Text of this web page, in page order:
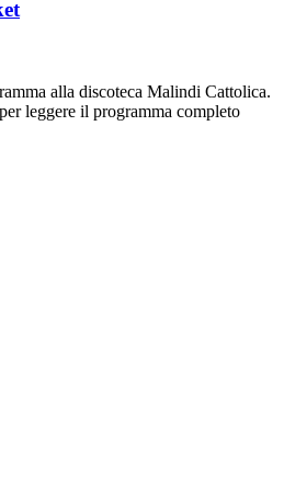
alla discoteca Malindi Cattolica.
leggere il programma completo